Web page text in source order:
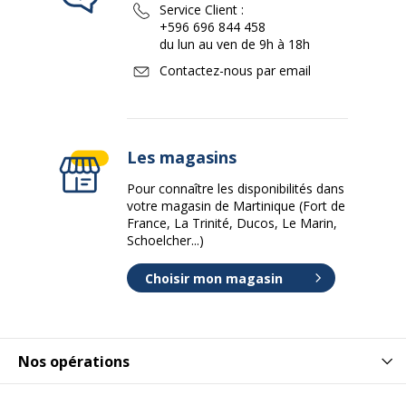
Nos opérations
Service Client :
+596 696 844 458
du lun au ven de 9h à 18h
Contactez-nous par email
Les magasins
Pour connaître les disponibilités dans
votre magasin de Martinique (Fort de
France, La Trinité, Ducos, Le Marin,
Schoelcher...)
Choisir mon magasin